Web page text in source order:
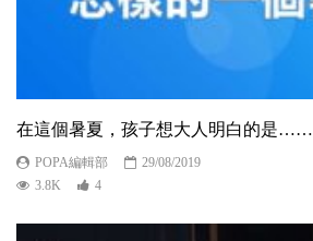
在這個暑夏，孩子想大人明白的是……
POPA編輯部
29/08/2019
3.8K
4